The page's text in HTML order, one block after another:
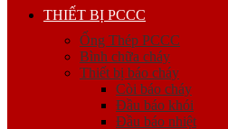
THIẾT BỊ PCCC
Ống Thép PCCC
Bình chữa cháy
Thiết bị báo cháy
Còi báo cháy
Đầu báo khói
Đầu báo nhiệt